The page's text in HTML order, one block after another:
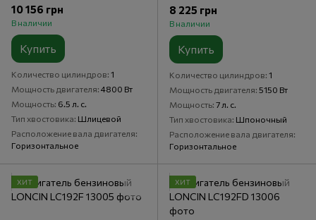
10 156 грн
В наличии
Купить
Количество цилиндров 1
Мощность двигателя 4800 Вт
Мощность 6.5 л. с.
Тип хвостовика Шлицевой
Расположение вала двигателя
Горизонтальное
8 225 грн
В наличии
Купить
Количество цилиндров 1
Мощность двигателя 5150 Вт
Мощность 7 л. с.
Тип хвостовика Шпоночный
Расположение вала двигателя
Горизонтальное
ХИТ ХИТ